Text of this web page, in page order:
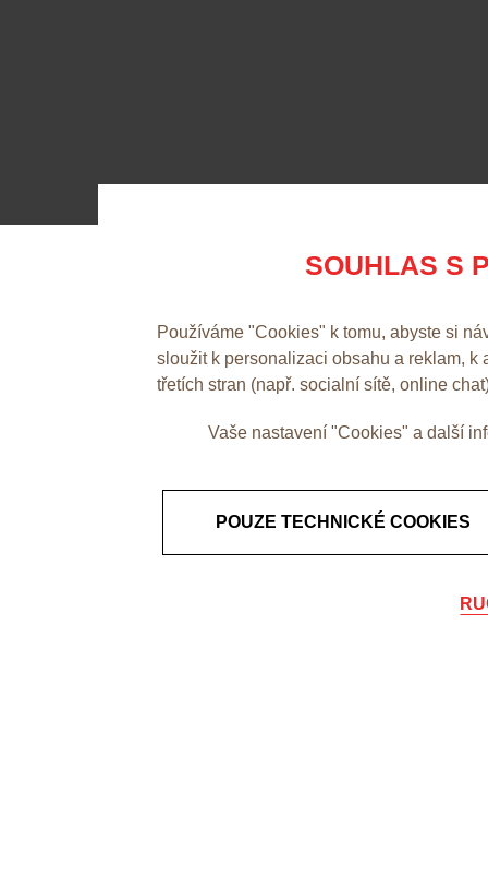
SOUHLAS S
Používáme "Cookies" k tomu, abyste si
sloužit k personalizaci obsahu a reklam,
třetích stran (např. socialní sítě, online
Vaše nastavení "Cookies" a další
POUZE TECHNICKÉ COOKIES